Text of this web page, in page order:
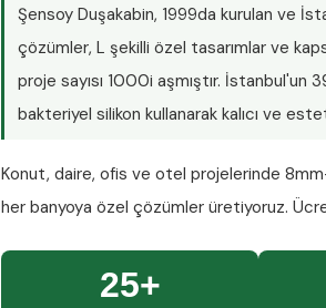
Şensoy Duşakabin, 1999da kurulan ve
çözümler, L şekilli özel tasarımlar ve
proje sayısı 1000i aşmıştır. İstanbul'un
bakteriyel silikon kullanarak kalıcı ve
Konut, daire, ofis ve otel projelerinde
her banyoya özel çözümler üretiyoruz.
25+